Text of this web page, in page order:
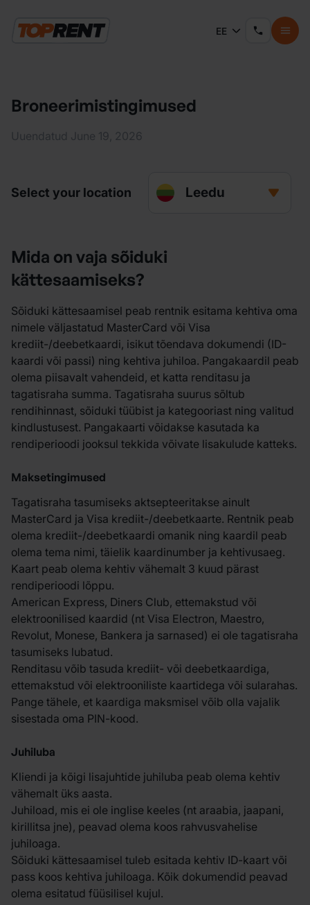
EE
Broneerimistingimused
Uuendatud June 19, 2026
Select your location Leedu
Mida on vaja sõiduki
kättesaamiseks?
Sõiduki kättesaamisel peab rentnik esitama kehtiva oma
nimele väljastatud MasterCard või Visa
krediit-/deebetkaardi, isikut tõendava dokumendi (ID-
kaardi või passi) ning kehtiva juhiloa. Pangakaardil peab
olema piisavalt vahendeid, et katta renditasu ja
tagatisraha summa. Tagatisraha suurus sõltub
rendihinnast, sõiduki tüübist ja kategooriast ning valitud
kindlustusest. Pangakaarti võidakse kasutada ka
rendiperioodi jooksul tekkida võivate lisakulude katteks.
Maksetingimused
Tagatisraha tasumiseks aktsepteeritakse ainult
MasterCard ja Visa krediit-/deebetkaarte. Rentnik peab
olema krediit-/deebetkaardi omanik ning kaardil peab
olema tema nimi, täielik kaardinumber ja kehtivusaeg.
Kaart peab olema kehtiv vähemalt 3 kuud pärast
rendiperioodi lõppu.
American Express, Diners Club, ettemakstud või
elektroonilised kaardid (nt Visa Electron, Maestro,
Revolut, Monese, Bankera ja sarnased) ei ole tagatisraha
tasumiseks lubatud.
Renditasu võib tasuda krediit- või deebetkaardiga,
ettemakstud või elektrooniliste kaartidega või sularahas.
Pange tähele, et kaardiga maksmisel võib olla vajalik
sisestada oma PIN-kood.
Juhiluba
Kliendi ja kõigi lisajuhtide juhiluba peab olema kehtiv
vähemalt üks aasta.
Juhiload, mis ei ole inglise keeles (nt araabia, jaapani,
kirillitsa jne), peavad olema koos rahvusvahelise
juhiloaga.
Sõiduki kättesaamisel tuleb esitada kehtiv ID-kaart või
pass koos kehtiva juhiloaga. Kõik dokumendid peavad
olema esitatud füüsilisel kujul.